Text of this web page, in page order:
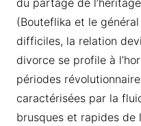
du partage de
(Bouteflika et le
difficiles, la relation
divorce se profile à
périodes
caractérisées par la
brusques et rapides de